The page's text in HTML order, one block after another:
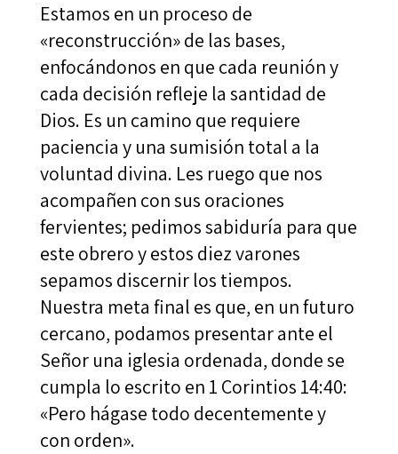
Estamos en un proceso de
«reconstrucción» de las bases,
enfocándonos en que cada reunión y
cada decisión refleje la santidad de
Dios. Es un camino que requiere
paciencia y una sumisión total a la
voluntad divina. Les ruego que nos
acompañen con sus oraciones
fervientes; pedimos sabiduría para que
este obrero y estos diez varones
sepamos discernir los tiempos.
Nuestra meta final es que, en un futuro
cercano, podamos presentar ante el
Señor una iglesia ordenada, donde se
cumpla lo escrito en 1 Corintios 14:40:
«Pero hágase todo decentemente y
con orden».